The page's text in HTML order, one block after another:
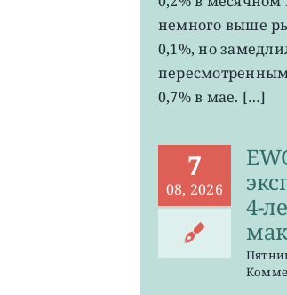
немного выше
0,1%, но
0,7% в мае. […]
7
08, 2026
4-